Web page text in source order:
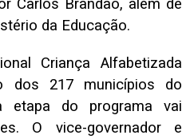
Carlos Brandão, além de
da Educação.
Criança Alfabetizada
dos 217 municípios do
etapa do programa vai
O vice-governador e